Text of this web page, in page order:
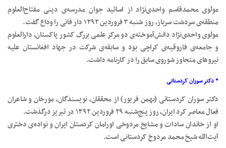
مولوی محمدقاسم واحدی‌نژاد از اساتید جوان مدرسه‌ی دینی مفتاح‌العلوم
منطقه‌ی سردشت سرباز، روز شنبه ۳ فروردین ۱۳۹۲ دار فانی را وداع گفت.
مولوی واحدی‌نژاد دانش‌آموخته‌ی دو مرکز علمی بزرگ کشور پاکستان، دارالعلوم
و جامعه‌ی فاروقیه‌ی کراچی بود و سابقه‌ی شرکت در جهاد افغانستان علیه
نیروهای متجاوز شوروی سابق را در کارنامه داشت.
* دکتر سوران کردستانی
دکتر سوران کردستانی (بهمن فریور) از محققان، نویسندگان، مورخان و شاعران
فعال معاصر کرد ایران، روز پنج‌شنبه ۲۹ فروردین ۱۳۹۲ در تبریز درگذشت.
‌او از خاندان سادات و مشایخ مردوخی اورامان کردستان ایران و نواده‌ی دختری
آیت‌الله شیخ محمد مردوخ کردستانی است.